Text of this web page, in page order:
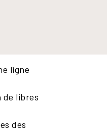
ligne
de libres
des